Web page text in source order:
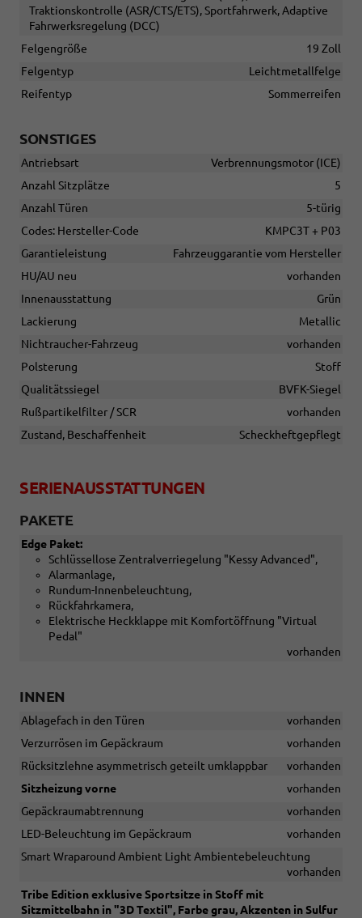
Traktionskontrolle (ASR/CTS/ETS), Sportfahrwerk, Adaptive
Fahrwerksregelung (DCC)
Felgengröße
19 Zoll
Felgentyp
Leichtmetallfelge
Reifentyp
Sommerreifen
SONSTIGES
Antriebsart
Verbrennungsmotor (ICE)
Anzahl Sitzplätze
5
Anzahl Türen
5-türig
Codes: Hersteller-Code
KMPC3T + P03
Garantieleistung
Fahrzeuggarantie vom Hersteller
HU/AU neu
vorhanden
Innenausstattung
Grün
Lackierung
Metallic
Nichtraucher-Fahrzeug
vorhanden
Polsterung
Stoff
Qualitätssiegel
BVFK-Siegel
Rußpartikelfilter / SCR
vorhanden
Zustand, Beschaffenheit
Scheckheftgepflegt
SERIENAUSSTATTUNGEN
PAKETE
Edge Paket:
Schlüssellose Zentralverriegelung "Kessy Advanced",
Alarmanlage,
Rundum-Innenbeleuchtung,
Rückfahrkamera,
Elektrische Heckklappe mit Komfortöffnung "Virtual
Pedal"
vorhanden
INNEN
Ablagefach in den Türen
vorhanden
Verzurrösen im Gepäckraum
vorhanden
Rücksitzlehne asymmetrisch geteilt umklappbar
vorhanden
Sitzheizung vorne
vorhanden
Gepäckraumabtrennung
vorhanden
LED-Beleuchtung im Gepäckraum
vorhanden
Smart Wraparound Ambient Light Ambientebeleuchtung
vorhanden
Tribe Edition exklusive Sportsitze in Stoff mit
Sitzmittelbahn in "3D Textil", Farbe grau, Akzenten in Sulfur